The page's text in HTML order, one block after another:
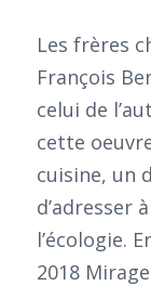
Les frères
François
celui de
cette
cuisine, un
d’adresser
l’écologie.
2018